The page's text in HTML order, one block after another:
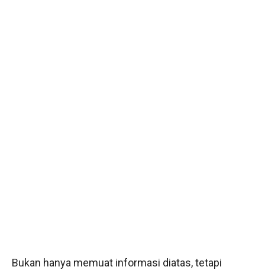
Bukan hanya memuat informasi diatas, tetapi